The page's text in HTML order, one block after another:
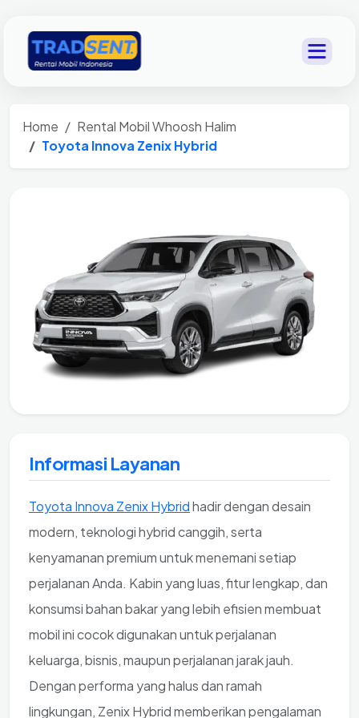
Home
Rental Mobil Whoosh Halim
Toyota Innova Zenix Hybrid
Informasi Layanan
Toyota Innova Zenix Hybridhadir dengan desain
modern, teknologi hybrid canggih, serta
kenyamanan premium untuk menemani setiap
perjalanan Anda. Kabin yang luas, fitur lengkap, dan
konsumsi bahan bakar yang lebih efisien membuat
mobil ini cocok digunakan untuk perjalanan
keluarga, bisnis, maupun perjalanan jarak jauh.
Dengan performa yang halus dan ramah
lingkungan, Zenix Hybrid memberikan pengalaman